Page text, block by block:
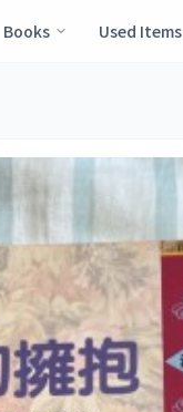
Books Used Items